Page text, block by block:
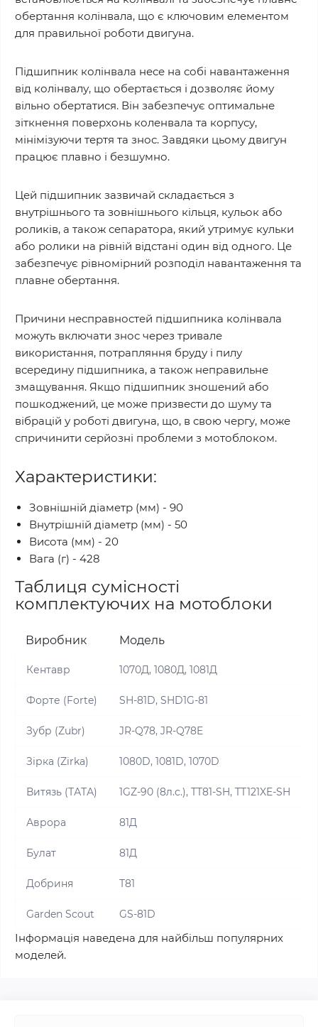
обертання колінвала, що є ключовим елементом
для правильної роботи двигуна.
Підшипник колінвала несе на собі навантаження
від колінвалу, що обертається і дозволяє йому
вільно обертатися. Він забезпечує оптимальне
зіткнення поверхонь коленвала та корпусу,
мінімізуючи тертя та знос. Завдяки цьому двигун
працює плавно і безшумно.
Цей підшипник зазвичай складається з
внутрішнього та зовнішнього кільця, кульок або
роликів, а також сепаратора, який утримує кульки
або ролики на рівній відстані один від одного. Це
забезпечує рівномірний розподіл навантаження та
плавне обертання.
Причини несправностей підшипника колінвала
можуть включати знос через тривале
використання, потрапляння бруду і пилу
всередину підшипника, а також неправильне
змащування. Якщо підшипник зношений або
пошкоджений, це може призвести до шуму та
вібрацій у роботі двигуна, що, в свою чергу, може
спричинити серйозні проблеми з мотоблоком.
Характеристики:
Зовнішній діаметр (мм) - 90
Внутрішній діаметр (мм) - 50
Висота (мм) - 20
Вага (г) - 428
Таблиця сумісності
комплектуючих на мотоблоки
Виробник Модель
Кентавр 1070Д, 1080Д, 1081Д
Форте (Forte) SH-81D, SHD1G-81
Зубр (Zubr) JR-Q78, JR-Q78E
Зірка (Zirka) 1080D, 1081D, 1070D
Витязь (ТАТА) 1GZ-90 (8л.с.), TT81-SH, TT121XE-SH
Аврора 81Д
Булат 81Д
Добриня Т81
Garden Scout GS-81D
Інформація наведена для найбільш популярних
моделей.